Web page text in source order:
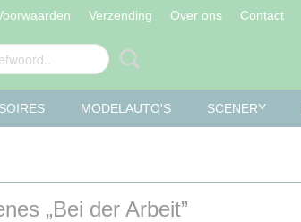
Verzending Over ons Contact
MODELAUTO'S SCENERY
„Bei der Arbeit”